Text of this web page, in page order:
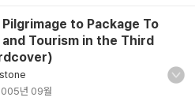
to Package To
and Tourism in the Third
년 09월